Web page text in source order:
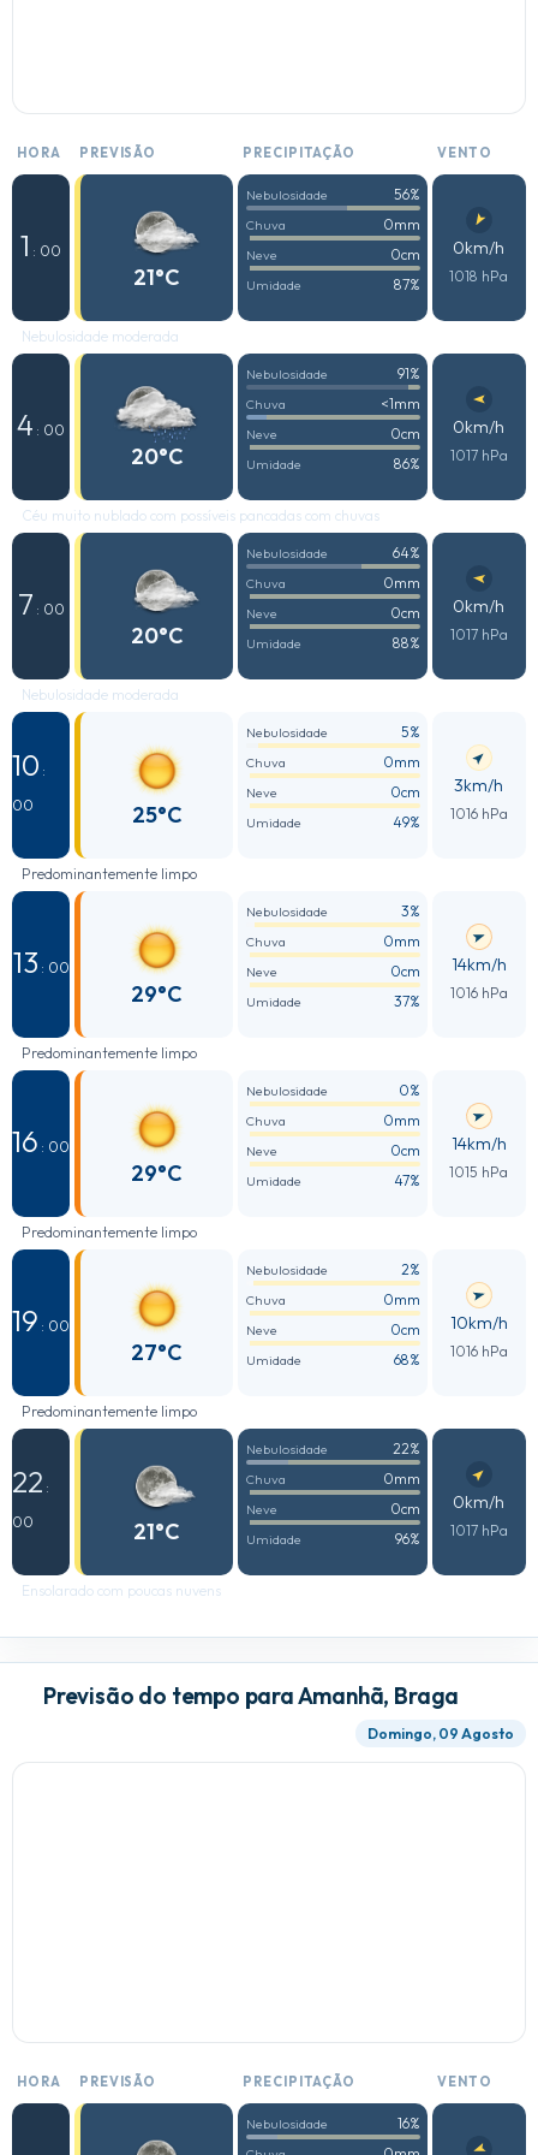
HORA PREVISÃO PRECIPITAÇÃO VENTO
1 : 00
21°C
Nebulosidade 56%
Chuva 0mm
Neve 0cm
Umidade 87%
0km/h
1018 hPa
Nebulosidade moderada
4 : 00
20°C
Nebulosidade 91%
Chuva <1mm
Neve 0cm
Umidade 86%
0km/h
1017 hPa
Céu muito nublado com possíveis pancadas com chuvas
7 : 00
20°C
Nebulosidade 64%
Chuva 0mm
Neve 0cm
Umidade 88%
0km/h
1017 hPa
Nebulosidade moderada
10 :
00
25°C
Nebulosidade 5%
Chuva 0mm
Neve 0cm
Umidade 49%
3km/h
1016 hPa
Predominantemente limpo
13 : 00
29°C
Nebulosidade 3%
Chuva 0mm
Neve 0cm
Umidade 37%
14km/h
1016 hPa
Predominantemente limpo
16 : 00
29°C
Nebulosidade 0%
Chuva 0mm
Neve 0cm
Umidade 47%
14km/h
1015 hPa
Predominantemente limpo
19 : 00
27°C
Nebulosidade 2%
Chuva 0mm
Neve 0cm
Umidade 68%
10km/h
1016 hPa
Predominantemente limpo
22 :
00
21°C
Nebulosidade 22%
Chuva 0mm
Neve 0cm
Umidade 96%
0km/h
1017 hPa
Ensolarado com poucas nuvens
Previsão do tempo para Amanhã, Braga
Domingo, 09 Agosto
HORA PREVISÃO PRECIPITAÇÃO VENTO
Nebulosidade 16%